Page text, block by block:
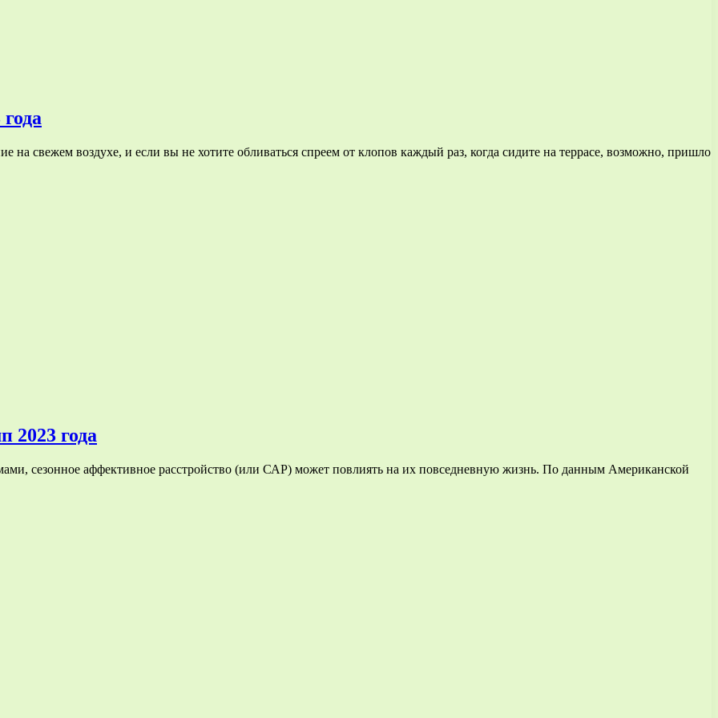
свежем воздухе, и если вы не хотите обливаться спреем от клопов каждый раз, когда сидите на террасе, возможно, пришло
2023 года
сезонное аффективное расстройство (или САР) может повлиять на их повседневную жизнь. По данным Американской